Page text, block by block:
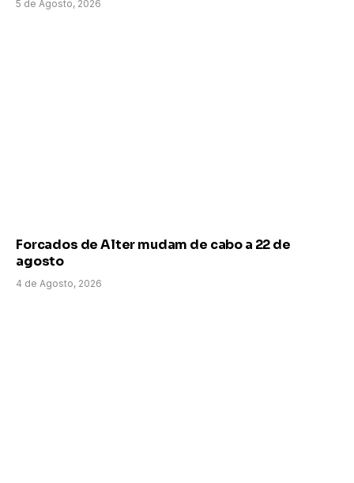
5 de Agosto, 2026
Forcados de Alter mudam de cabo a 22 de
agosto
4 de Agosto, 2026